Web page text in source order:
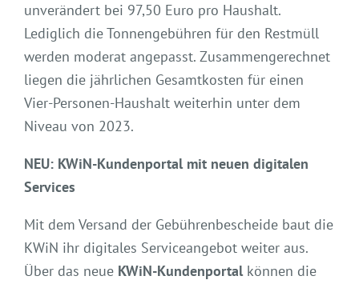
unverändert bei 97,50 Euro pro Haushalt.
Lediglich die Tonnengebühren für den Restmüll
werden moderat angepasst. Zusammengerechnet
liegen die jährlichen Gesamtkosten für einen
Vier-Personen-Haushalt weiterhin unter dem
Niveau von 2023.
NEU: KWiN-Kundenportal mit neuen digitalen
Services
Mit dem Versand der Gebührenbescheide baut die
KWiN ihr digitales Serviceangebot weiter aus.
Über das neue KWiN-Kundenportalkönnen die